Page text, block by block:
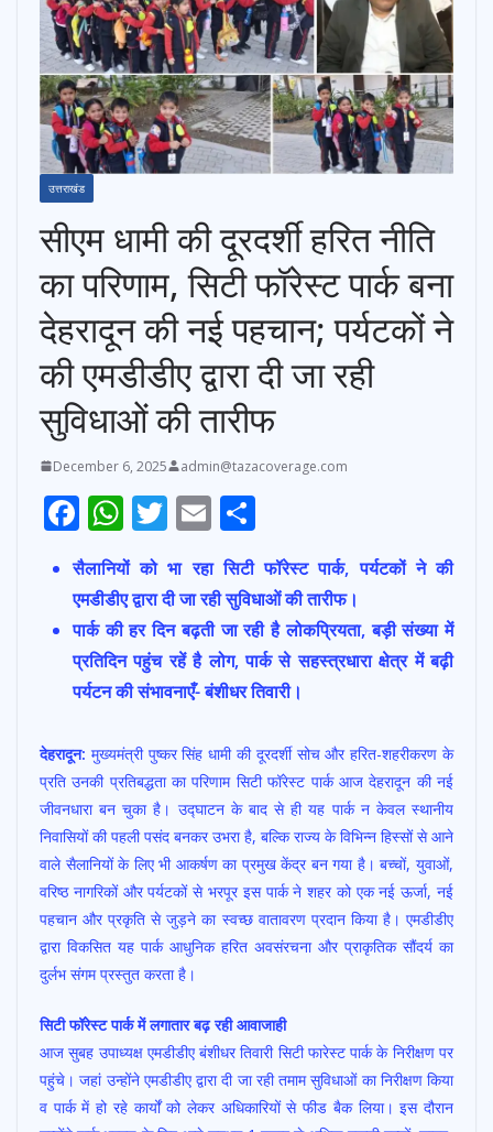
उत्तराखंड
सीएम धामी की दूरदर्शी हरित नीति
का परिणाम, सिटी फॉरेस्ट पार्क बना
देहरादून की नई पहचान; पर्यटकों ने
की एमडीडीए द्वारा दी जा रही
सुविधाओं की तारीफ
December 6, 2025 admin@tazacoverage.com
F
ac
e
b
o
o
W
h
at
s
A
p
T
itt
er
E
m
ai
l
h
ar
e
सैलानियों को भा रहा सिटी फॉरेस्ट पार्क, पर्यटकों ने की
एमडीडीए द्वारा दी जा रही सुविधाओं की तारीफ।
पार्क की हर दिन बढ़ती जा रही है लोकप्रियता, बड़ी संख्या में
प्रतिदिन पहुंच रहें है लोग, पार्क से सहस्त्रधारा क्षेत्र में बढ़ी
पर्यटन की संभावनाएँ- बंशीधर तिवारी।
देहरादून: मुख्यमंत्री पुष्कर सिंह धामी की दूरदर्शी सोच और हरित-शहरीकरण के
प्रति उनकी प्रतिबद्धता का परिणाम सिटी फॉरेस्ट पार्क आज देहरादून की नई
जीवनधारा बन चुका है। उद्घाटन के बाद से ही यह पार्क न केवल स्थानीय
निवासियों की पहली पसंद बनकर उभरा है, बल्कि राज्य के विभिन्न हिस्सों से आने
वाले सैलानियों के लिए भी आकर्षण का प्रमुख केंद्र बन गया है। बच्चों, युवाओं,
वरिष्ठ नागरिकों और पर्यटकों से भरपूर इस पार्क ने शहर को एक नई ऊर्जा, नई
पहचान और प्रकृति से जुड़ने का स्वच्छ वातावरण प्रदान किया है। एमडीडीए
द्वारा विकसित यह पार्क आधुनिक हरित अवसंरचना और प्राकृतिक सौंदर्य का
दुर्लभ संगम प्रस्तुत करता है।
सिटी फॉरेस्ट पार्क में लगातार बढ़ रही आवाजाही
आज सुबह उपाध्यक्ष एमडीडीए बंशीधर तिवारी सिटी फारेस्ट पार्क के निरीक्षण पर
पहुंचे। जहां उन्होंने एमडीडीए द्वारा दी जा रही तमाम सुविधाओं का निरीक्षण किया
व पार्क में हो रहे कार्यों को लेकर अधिकारियों से फीड बैक लिया। इस दौरान